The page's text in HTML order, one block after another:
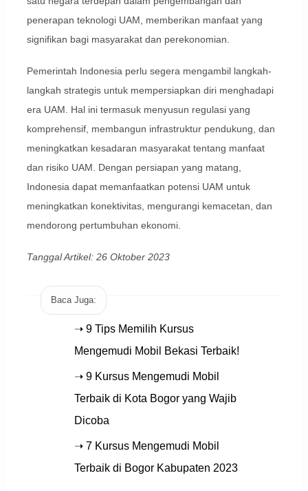
penerapan teknologi UAM, memberikan manfaat yang
signifikan bagi masyarakat dan perekonomian.
Pemerintah Indonesia perlu segera mengambil langkah-
langkah strategis untuk mempersiapkan diri menghadapi
era UAM. Hal ini termasuk menyusun regulasi yang
komprehensif, membangun infrastruktur pendukung, dan
meningkatkan kesadaran masyarakat tentang manfaat
dan risiko UAM. Dengan persiapan yang matang,
Indonesia dapat memanfaatkan potensi UAM untuk
meningkatkan konektivitas, mengurangi kemacetan, dan
mendorong pertumbuhan ekonomi.
Tanggal Artikel: 26 Oktober 2023
Baca Juga:
➝ 9 Tips Memilih Kursus
Mengemudi Mobil Bekasi Terbaik!
➝ 9 Kursus Mengemudi Mobil
Terbaik di Kota Bogor yang Wajib
Dicoba
➝ 7 Kursus Mengemudi Mobil
Terbaik di Bogor Kabupaten 2023